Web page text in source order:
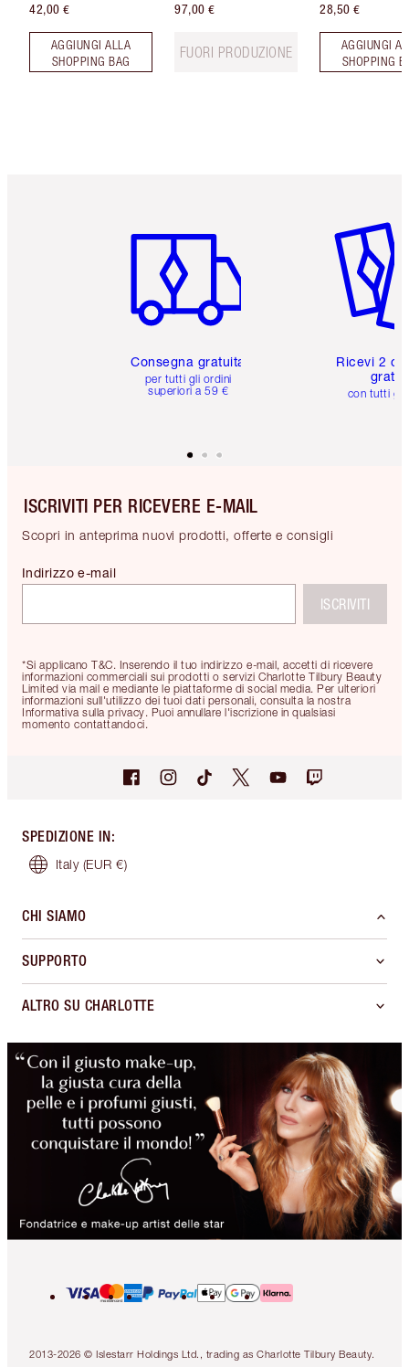
42,00 €
AGGIUNGI ALLA
SHOPPING BAG
97,00 €
FUORI PRODUZIONE
28,50 €
AGGIUNGI
SHOPPING
Consegna gratuita
per tutti gli ordini
superiori a 59 €
Ricevi 2
con tutti gli
ISCRIVITI PER RICEVERE E-MAIL
Scopri in anteprima nuovi prodotti, offerte e consigli
*Si applicano T&C. Inserendo il tuo indirizzo e-mail, accetti di ricevere
informazioni commerciali sui prodotti o servizi Charlotte Tilbury Beauty
Limited via mail e mediante le piattaforme di social media. Per ulteriori
informazioni sull'utilizzo dei tuoi dati personali, consulta la nostra
Informativa sulla privacy. Puoi annullare l'iscrizione in qualsiasi
momento contattandoci.
Indirizzo e-mail
ISCRIVITI
SPEDIZIONE IN:
Italy (EUR €)
CHI SIAMO
SUPPORTO
ALTRO SU CHARLOTTE
2013-2026 © Islestarr Holdings Ltd., trading as Charlotte Tilbury Beauty.